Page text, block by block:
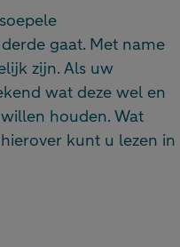
gaat. Met name
zijn. Als uw
wat deze wel en
houden. Wat
kunt u lezen in